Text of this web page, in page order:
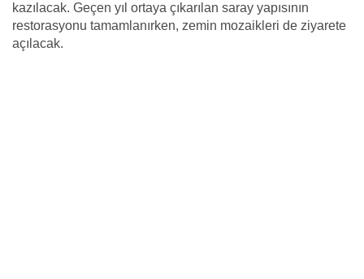
kazılacak. Geçen yıl ortaya çıkarılan saray yapısının
restorasyonu tamamlanırken, zemin mozaikleri de ziyarete
açılacak.